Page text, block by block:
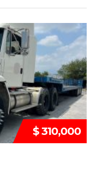
VENDIDO
$ 310,000